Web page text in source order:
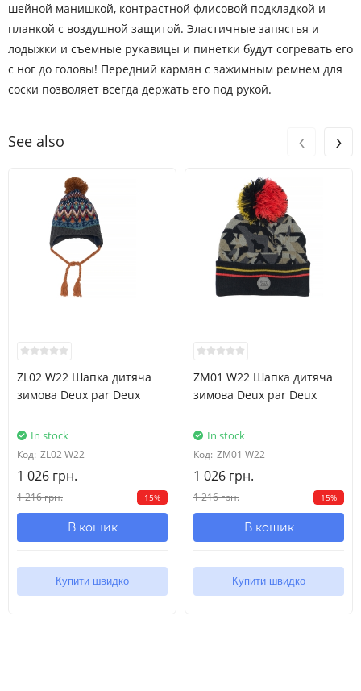
шейной манишкой, контрастной флисовой подкладкой и
планкой с воздушной защитой. Эластичные запястья и
лодыжки и съемные рукавицы и пинетки будут согревать его
с ног до головы! Передний карман с зажимным ремнем для
соски позволяет всегда держать его под рукой.
See also
ZL02 W22 Шапка дитяча
зимова Deux par Deux
In stock
Код: ZL02 W22
1 026 грн.
1 216 грн. 15%
В кошик
Купити швидко
ZM01 W22 Шапка дитяча
зимова Deux par Deux
In stock
Код: ZM01 W22
1 026 грн.
1 216 грн. 15%
В кошик
Купити швидко
‹ ›